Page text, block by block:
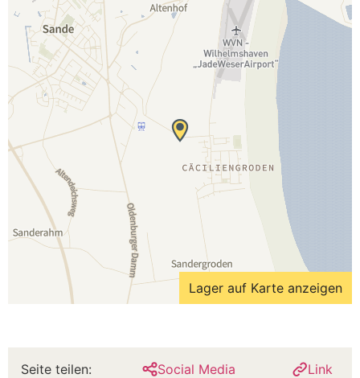
Lager auf Karte anzeigen
Seite teilen: Social Media Link